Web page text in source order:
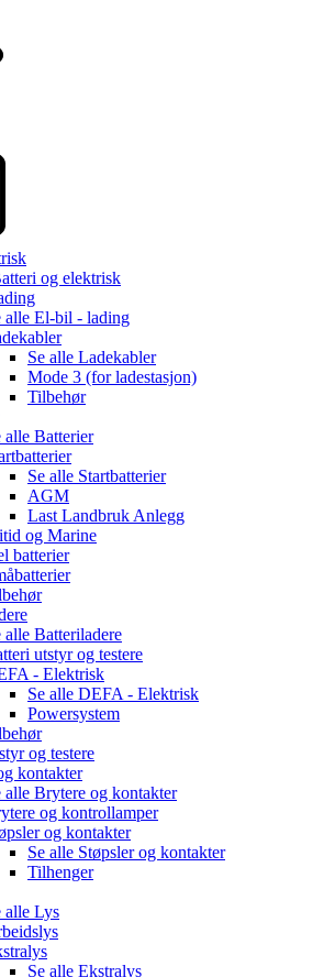
og elektrisk
alle El-bil - lading
Se alle Ladekabler
Mode 3 (for ladestasjon)
Tilbehør
alle Batterier
Se alle Startbatterier
AGM
Last Landbruk Anlegg
og Marine
batterier
alle Batteriladere
utstyr og testere
- Elektrisk
Se alle DEFA - Elektrisk
Powersystem
og testere
kontakter
alle Brytere og kontakter
og kontrollamper
og kontakter
Se alle Støpsler og kontakter
Tilhenger
alle Lys
Se alle Ekstralys